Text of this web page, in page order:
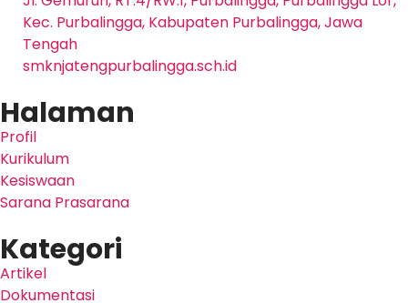
Kec. Purbalingga, Kabupaten Purbalingga, Jawa
Tengah
smknjatengpurbalingga.sch.id
Halaman
Profil
Kurikulum
Kesiswaan
Sarana Prasarana
Kategori
Artikel
Dokumentasi